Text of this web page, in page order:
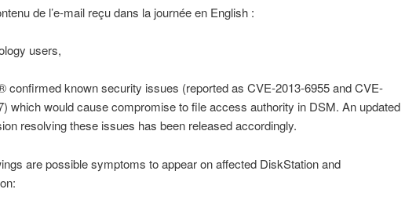
de l’e-mail reçu dans la journée en English :
users,
confirmed known security issues (reported as CVE-2013-6955 and CVE-
which would cause compromise to file access authority in DSM. An updated
resolving these issues has been released accordingly.
are possible symptoms to appear on affected DiskStation and